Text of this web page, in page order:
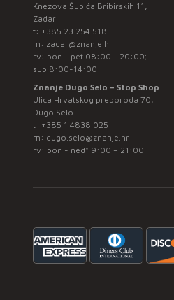
Knezova Šubića Bribirskih 11,
Zadar
t: +385 23 254 518
m: zadar@znanje.hr
rv: pon - pet 08:00 - 20:00;
sub 8:00-14:00
Znanje Dugo Selo – Stop Shop
Ulica Hrvatskog preporoda 70,
Dugo Selo
t: +385 1 4838 025
m: dugo.selo@znanje.hr
rv: pon - ned* 9:00 – 21:00